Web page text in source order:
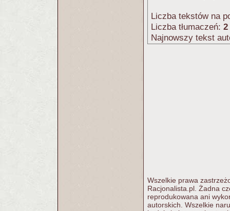
Liczba tekstów na
Liczba tłumaczeń: 2
Najnowszy tekst
Wszelkie prawa
Racjonalista.pl. Żadna
reprodukowana ani
autorskich. Wszelkie